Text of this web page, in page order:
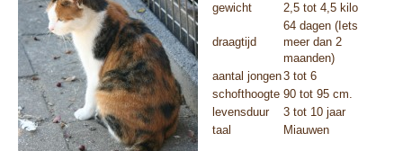
gewicht
2,5 tot 4,5 kilo
draagtijd
64 dagen (Iets
meer dan 2
maanden)
aantal jongen3 tot 6
schofthoogte 90 tot 95 cm.
levensduur
3 tot 10 jaar
taal
Miauwen